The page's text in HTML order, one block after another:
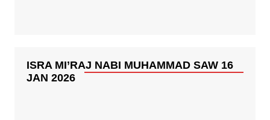
ISRA MI’RAJ NABI MUHAMMAD SAW 16
JAN 2026